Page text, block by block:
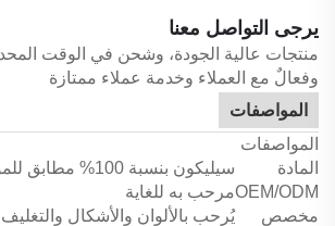
يرجى التواصل معنا
منتجات عالية الجودة، وشحن في الوقت
وفعالٌ مع العملاء وخدمة عملاء ممتازة
المواصفات
المواصفات
المادة
سيليكون بنسبة 100% مطابق للمواصفات الصحية
OEM/ODMمرحب به للغاية
مخصص
يُرحب بالألوان والأشكال